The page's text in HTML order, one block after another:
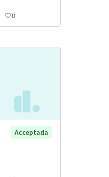
0
Acceptada